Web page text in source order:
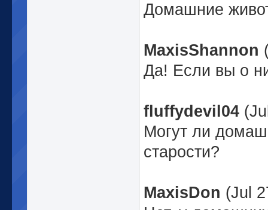
Домашние
MaxisShannon
Да! Если вы о
fluffydevil04
Могут ли
старости?
MaxisDon (Jul